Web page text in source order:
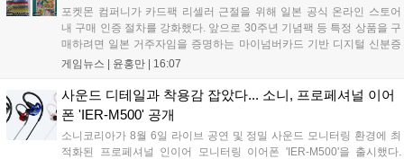
포켓몬 컴퍼니가 카드팩 리셀러 근절을 위해 일본 공식 온라인 스토어
내 구매 인증 절차를 강화했다. 앞으로 30주년 기념팩 등 특정 상품을 구
매하려면 일본 거주자임을 증명하는 마이넘버카드 기반 디지털 신분증
이 필수다. 해당 상품들은 온라인 추첨제로만 판매되며, 이번 조치는 과
러한 정책이 시장 물량 안정화에 어떤 영향을 미칠지 업계의 이목이 쏠
리고 있다....
게임뉴스 | 윤홍만 16:07
사운드 디테일과 착용감 잡았다... 소니, 프로페셔널 이어
폰 'IER-M500' 공개
소니코리아가 8월 6일 라이브 공연 및 정밀 사운드 모니터링 환경에 최
적화된 프로페셔널 인이어 모니터링 이어폰 'IER-M500'을 출시했다.